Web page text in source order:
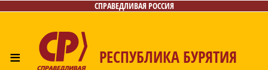
СПРАВЕДЛИВАЯ РОССИЯ
≡ РЕСПУБЛИКА БУРЯТИЯ